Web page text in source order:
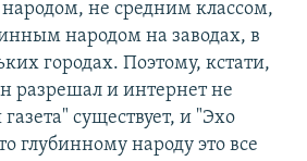
не средним классом,
народом на заводах, в
городах. Поэтому, кстати,
разрешал и интернет не
существует, и "Эхо
глубинному народу это все